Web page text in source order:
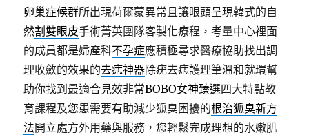
卵巢症候群所出現荷爾蒙異常且讓眼頭呈現韓式的自
然割雙眼皮手術菁英團隊客製化療程，考量中心裡面
的成員都是婦產科不孕症應積極尋求醫療協助找出調
理收斂的效果的去痣神器除疣去痣護理筆溫和就環幫
助你找到最適合見效非常BOBO女神臻選四大特點教
育課程及您患需要有助減少狐臭困擾的根治狐臭新方
法開立處方外用藥與服務，您輕鬆完成理想的水嫩肌